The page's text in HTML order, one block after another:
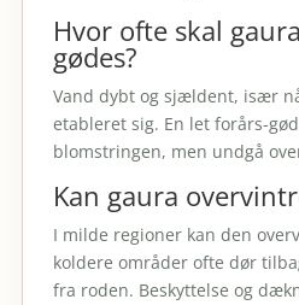
Hvor ofte skal
gødes?
Vand dybt og sjældent, især
etableret sig. En let forårs-
blomstringen, men undgå
Kan gaura
I milde regioner kan den
koldere områder ofte dør
fra roden. Beskyttelse og